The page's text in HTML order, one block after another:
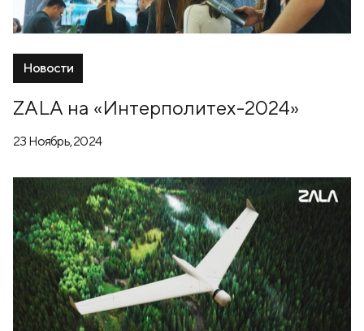
Новости
ZALA на «Интерполитех-2024»
23 Ноябрь, 2024